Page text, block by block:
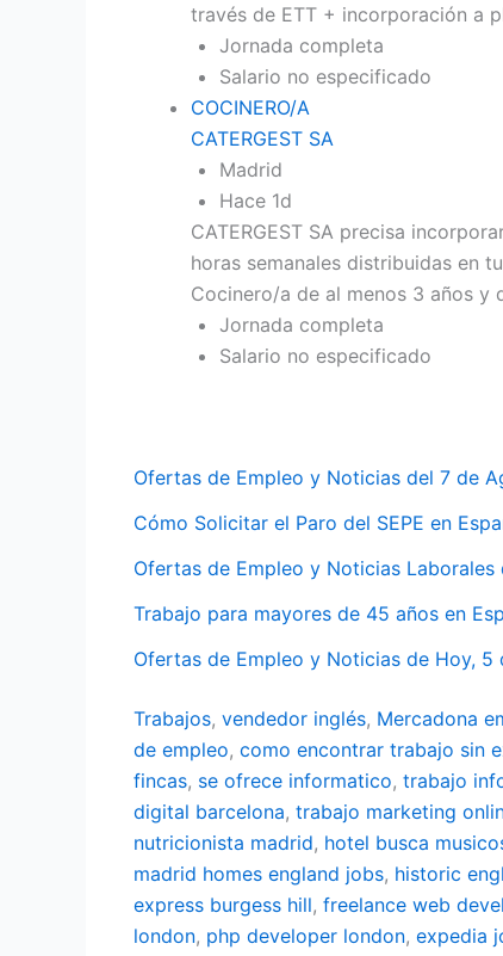
través de ETT + incorporación a
Jornada completa
Salario no especificado
COCINERO/A
CATERGEST SA
Madrid
Hace 1d
CATERGEST SA precisa
horas semanales distribuidas en
Cocinero/a de al menos 3 años y
Jornada completa
Salario no especificado
Ofertas de Empleo y Noticias del 7 de
Cómo Solicitar el Paro del SEPE en
Ofertas de Empleo y Noticias
Trabajo para mayores de 45 años en
Ofertas de Empleo y Noticias de Hoy,
Trabajos, vendedor inglés, Mercadona
de empleo, como encontrar trabajo sin
fincas, se ofrece informatico, trabajo
digital barcelona, trabajo marketing
nutricionista madrid, hotel busca
madrid homes england jobs, historic
express burgess hill, freelance web
london, php developer london, expedia